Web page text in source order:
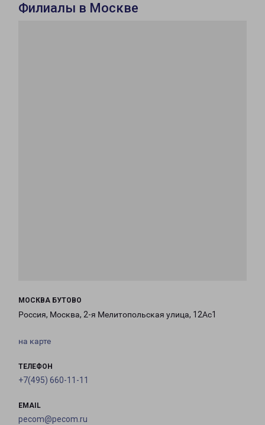
Филиалы в Москве
МОСКВА БУТОВО
Россия, Москва, 2-я Мелитопольская улица, 12Ас1
на карте
ТЕЛЕФОН
+7(495) 660-11-11
EMAIL
pecom@pecom.ru